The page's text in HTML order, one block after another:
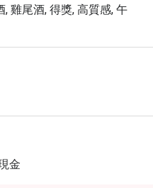
以超值的價格，享受一場
雞尾酒, 得獎, 高質感, 午
金